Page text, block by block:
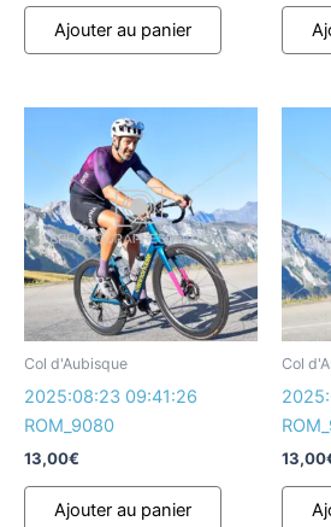
Ajouter au panier
Col d'Aubisque
2025:08:23 09:41:26
ROM_9080
13,00€
Ajouter au panier
Col
13,00